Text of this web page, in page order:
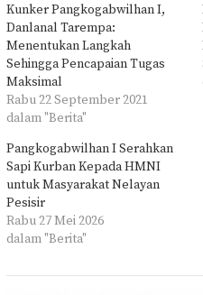
Kunker Pangkogabwilhan I,
Danlanal Tarempa:
Menentukan Langkah
Sehingga Pencapaian Tugas
Maksimal
Rabu 22 September 2021
dalam "Berita"
Pangkogabwilhan I Serahkan
Sapi Kurban Kepada HMNI
untuk Masyarakat Nelayan
Pesisir
Rabu 27 Mei 2026
dalam "Berita"